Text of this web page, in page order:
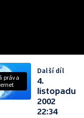
práva
Další díl
4.
listopadu
2002
22:34